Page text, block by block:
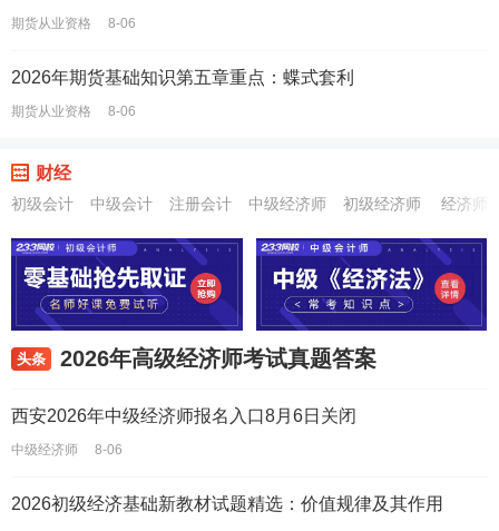
期货从业资格 8-06
2026年期货基础知识第五章重点：蝶式套利
期货从业资格 8-06
财经
初级会计 中级会计 注册会计 中级经济师 初级经济师 经济师
头条 2026年高级经济师考试真题答案
西安2026年中级经济师报名入口8月6日关闭
中级经济师 8-06
2026初级经济基础新教材试题精选：价值规律及其作用